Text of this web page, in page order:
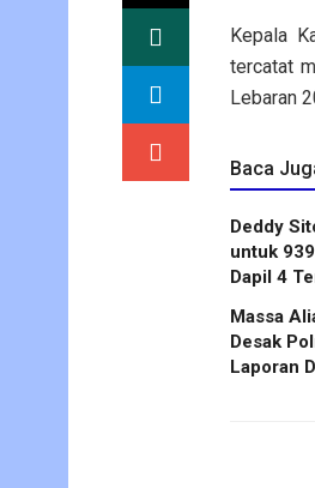
Kepala
tercatat
Lebaran
Baca
Deddy
untuk
Dapil 4
Massa
Desak
Laporan